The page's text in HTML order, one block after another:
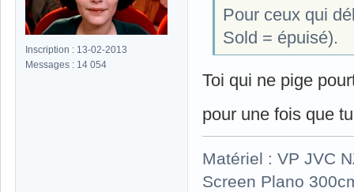
Inscription : 13-02-2013
Messages : 14 054
Pour ceux qui
Sold = épuisé).
Toi qui ne pige
pour une fois que
Matériel : VP JVC
Screen Plano